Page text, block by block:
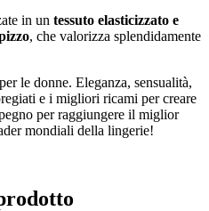
in un tessuto elasticizzato e
, che valorizza splendidamente
le donne. Eleganza, sensualità,
e i migliori ricami per creare
per raggiungere il miglior
mondiali della lingerie!